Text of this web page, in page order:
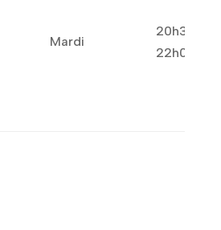
Mardi
20h30-
22h00